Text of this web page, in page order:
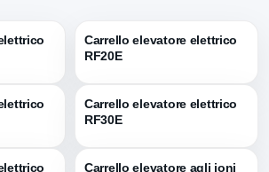
Carrello elevatore elettrico
RF20E
Carrello elevatore elettrico
RF30E
Carrello elevatore agli ioni